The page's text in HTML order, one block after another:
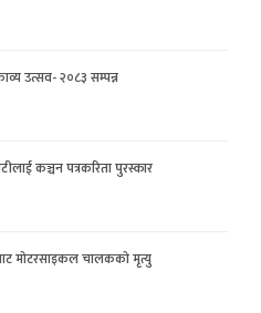
उत्सव- २०८३ सम्पन्न
कञ्चन पत्रकरिता पुरस्कार
मोटरसाइकल चालकको मृत्यु